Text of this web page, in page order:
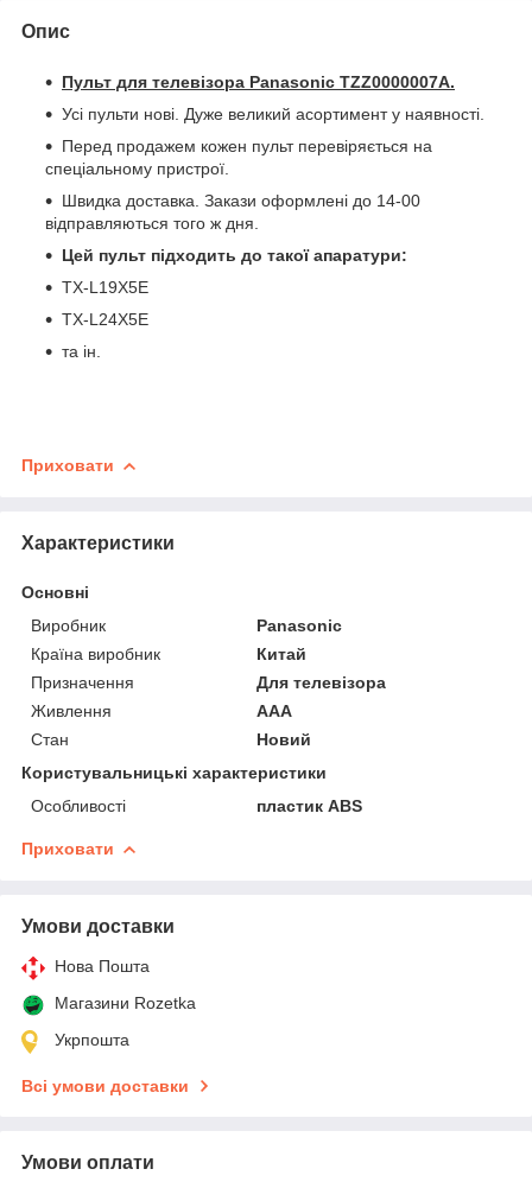
Опис
Пульт для телевізора Panasonic TZZ0000007A.
Усі пульти нові. Дуже великий асортимент у наявності.
Перед продажем кожен пульт перевіряється на
спеціальному пристрої.
Швидка доставка. Закази оформлені до 14-00
відправляються того ж дня.
Цей пульт підходить до такої апаратури:
TX-L19X5E
TX-L24X5E
та ін.
Приховати
Характеристики
Основні
Виробник
Panasonic
Країна виробник
Китай
Призначення
Для телевізора
Живлення
AAA
Стан
Новий
Користувальницькі характеристики
Особливості
пластик ABS
Приховати
Умови доставки
Нова Пошта
Магазини Rozetka
Укрпошта
Всі умови доставки
Умови оплати